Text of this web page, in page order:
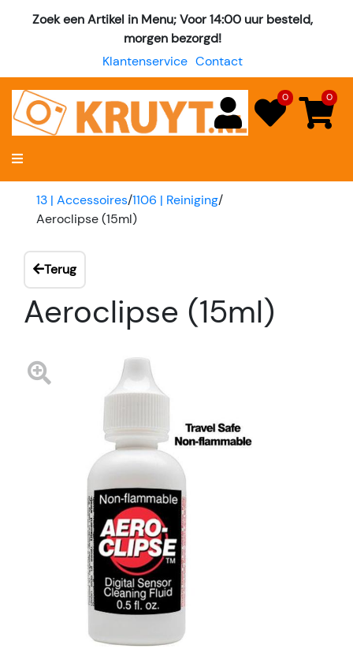
Zoek een Artikel in Menu; Voor 14:00 uur besteld,
morgen bezorgd!
Klantenservice Contact
0 0
13 | Accessoires/1106 | Reiniging/
Aeroclipse (15ml)
Terug
Aeroclipse (15ml)